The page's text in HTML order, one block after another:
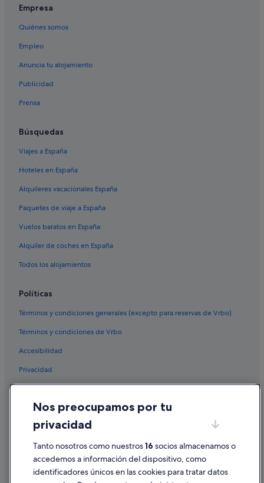
Hoteles de 5 estrellas en Patalavaca
Riversun Touristic hoteles en Patalavaca
Hoteles con restaurante en Patalavaca
Gloria Palace Hotels en Arguineguín
Hoteles con gimnasio en Arguineguín
Albergues en Arguineguín
Empresa
Quiénes somos
Empleo
Anuncia tu alojamiento
Publicidad
Prensa
Búsquedas
Viajes a España
Hoteles en España
Alquileres vacacionales España
Paquetes de viaje a España
Vuelos baratos en España
Alquiler de coches en España
Todos los alojamientos
Políticas
Términos y condiciones generales (excepto para reservas de Vrbo)
Términos y condiciones de Vrbo
Accesibilidad
Privacidad
Cookies
Condiciones de uso
Información legal/contacto
Pautas sobre el contenido y cómo denunciar contenido
Ayuda
Nos preocupamos por tu
privacidad
Tanto nosotros como nuestros16 socios almacenamos o
accedemos a información del dispositivo, como
identificadores únicos en las cookies para tratar datos